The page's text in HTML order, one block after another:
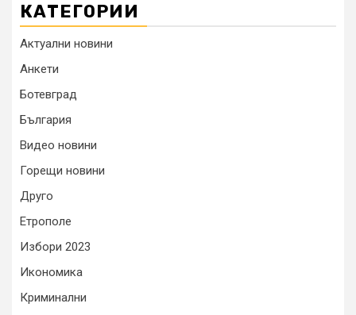
КАТЕГОРИИ
Актуални новини
Анкети
Ботевград
България
Видео новини
Горещи новини
Друго
Етрополе
Избори 2023
Икономика
Криминални